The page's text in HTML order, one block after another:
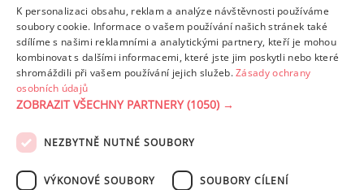
Tuk
z toho nas. mastné kyseliny
44.02 g
10.15 g
Detailní rozpis
PODMÍNKY UŽITÍ ZÁSADY OCHRANY OSOBNÍCH ÚDAJŮ
K personalizaci obsahu, reklam a analýze návštěvnosti používáme
soubory cookie. Informace o vašem používání našich stránek také
sdílíme s našimi reklamními a analytickými partnery, kteří je mohou
kombinovat s dalšími informacemi, které jste jim poskytli nebo které
shromáždili při vašem používání jejich služeb.Zásady ochrany
osobních údajů
ZOBRAZIT VŠECHNY PARTNERY(1050) →
NEZBYTNĚ NUTNÉ SOUBORY
VÝKONOVÉ SOUBORY SOUBORY CÍLENÍ